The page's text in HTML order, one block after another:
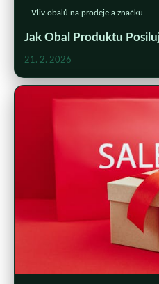
Vliv obalů na prodeje a značku
Jak Obal Produktu
21. 2. 2026